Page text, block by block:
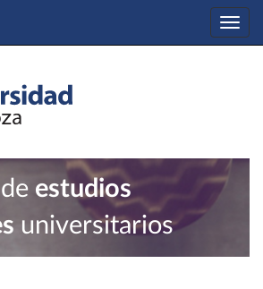
estudios
universitarios